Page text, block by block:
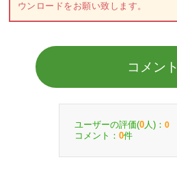
ウンロードをお願い致します。
コメント
ユーザーの評価(0 人)： 0
コメント： 0件